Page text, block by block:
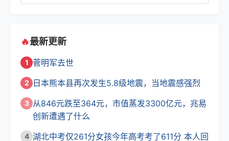
🔥最新更新
1 菅明军去世
2 日本熊本县再次发生5.8级地震，当地震感强烈
3 从846元跌至364元，市值蒸发3300亿元，兆易
创新遭遇了什么
4 湖北中考仅261分女孩今年高考考了611分 本人回